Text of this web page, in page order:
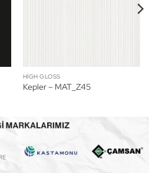
HIGH GLOSS
Kepler – MAT_Z45